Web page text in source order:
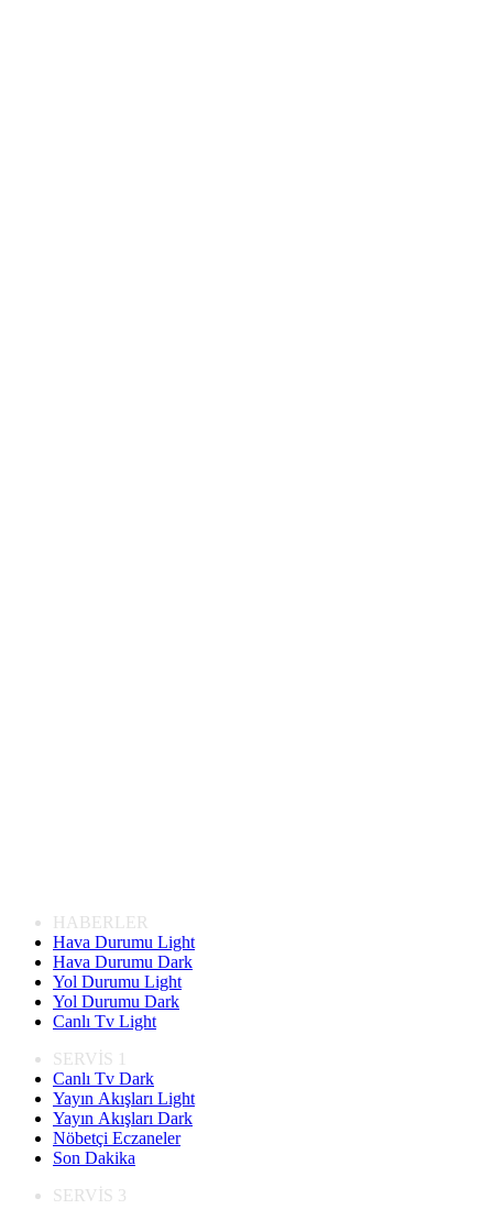
HABERLER
Hava Durumu Light
Hava Durumu Dark
Yol Durumu Light
Yol Durumu Dark
Canlı Tv Light
SERVİS 1
Canlı Tv Dark
Yayın Akışları Light
Yayın Akışları Dark
Nöbetçi Eczaneler
Son Dakika
SERVİS 3